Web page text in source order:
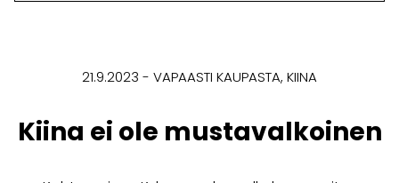
21.9.2023 VAPAASTI KAUPASTA KIINA
Kiina ei ole mustavalkoinen